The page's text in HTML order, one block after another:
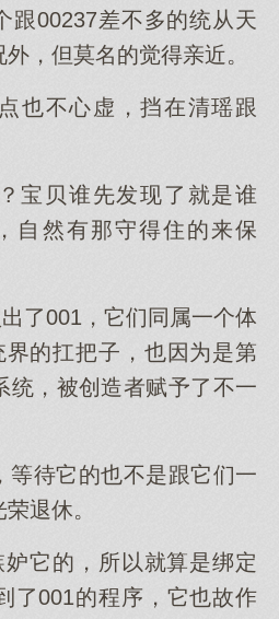
跟00237差不多的统从天
，但莫名的觉得亲近。
点也不心虚，挡在清瑶跟
宝贝谁先发现了就是谁
自然有那守得住的来保
了001，它们同属一个体
的扛把子，也因为是第
统，被创造者赋予了不一
等待它的也不是跟它们一
退休。
它的，所以就算是绑定
了001的程序，它也故作